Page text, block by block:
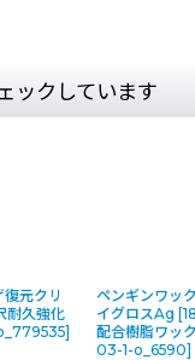
ックしています
復元クリ
耐久強化
]
ペンギンワッ
イグロスAg
配合樹脂ワッ
03-1-o_6590]